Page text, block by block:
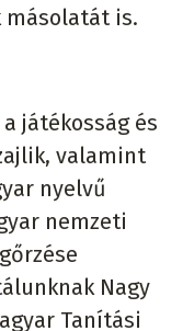
másolatát is.
játékosság és
valamint
nyelvű
nemzeti
Nagy
Tanítási